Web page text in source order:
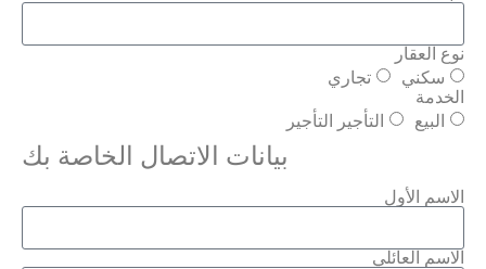
نوع العقار
سكني
تجاري
الخدمة
البيع
التأجير التأجير
بيانات الاتصال الخاصة بك
الاسم الأول
الاسم العائلي